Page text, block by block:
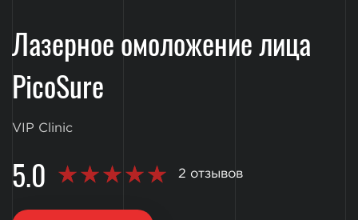
Лазерное омоложение лица
PicoSure
VIP Clinic
5.0 2 отзывов